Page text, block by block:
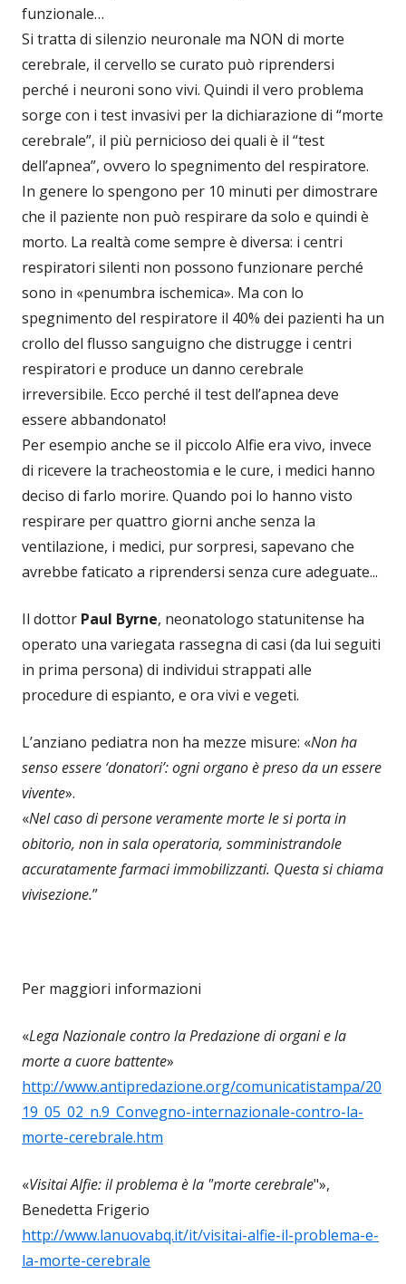
funzionale…
Si tratta di silenzio neuronale ma NON di morte
cerebrale, il cervello se curato può riprendersi
perché i neuroni sono vivi. Quindi il vero problema
sorge con i test invasivi per la dichiarazione di “morte
cerebrale”, il più pernicioso dei quali è il “test
dell’apnea”, ovvero lo spegnimento del respiratore.
In genere lo spengono per 10 minuti per dimostrare
che il paziente non può respirare da solo e quindi è
morto. La realtà come sempre è diversa: i centri
respiratori silenti non possono funzionare perché
sono in «penumbra ischemica». Ma con lo
spegnimento del respiratore il 40% dei pazienti ha un
crollo del flusso sanguigno che distrugge i centri
respiratori e produce un danno cerebrale
irreversibile. Ecco perché il test dell’apnea deve
essere abbandonato!
Per esempio anche se il piccolo Alfie era vivo, invece
di ricevere la tracheostomia e le cure, i medici hanno
deciso di farlo morire. Quando poi lo hanno visto
respirare per quattro giorni anche senza la
ventilazione, i medici, pur sorpresi, sapevano che
avrebbe faticato a riprendersi senza cure adeguate...
Il dottor Paul Byrne, neonatologo statunitense ha
operato una variegata rassegna di casi (da lui seguiti
in prima persona) di individui strappati alle
procedure di espianto, e ora vivi e vegeti.
L’anziano pediatra non ha mezze misure: «Non ha
senso essere ‘donatori’: ogni organo è preso da un essere
vivente».
«Nel caso di persone veramente morte le si porta in
obitorio, non in sala operatoria, somministrandole
accuratamente farmaci immobilizzanti. Questa si chiama
vivisezione.”
Per maggiori informazioni
«Lega Nazionale contro la Predazione di organi e la
morte a cuore battente»
http://www.antipredazione.org/comunicatistampa/20
19_05_02_n.9_Convegno-internazionale-contro-la-
morte-cerebrale.htm
«Visitai Alfie: il problema è la "morte cerebrale"»,
Benedetta Frigerio
http://www.lanuovabq.it/it/visitai-alfie-il-problema-e-
la-morte-cerebrale